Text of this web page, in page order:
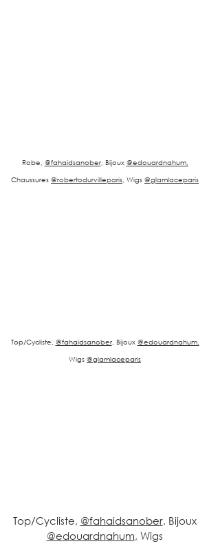
Robe, @fahaidsanober, Bijoux @edouardnahum,
Chaussures @robertodurvilleparis, Wigs @glamlaceparis
Top/Cycliste, @fahaidsanober, Bijoux @edouardnahum,
Wigs @glamlaceparis
Top/Cycliste, @fahaidsanober, Bijoux
@edouardnahum, Wigs